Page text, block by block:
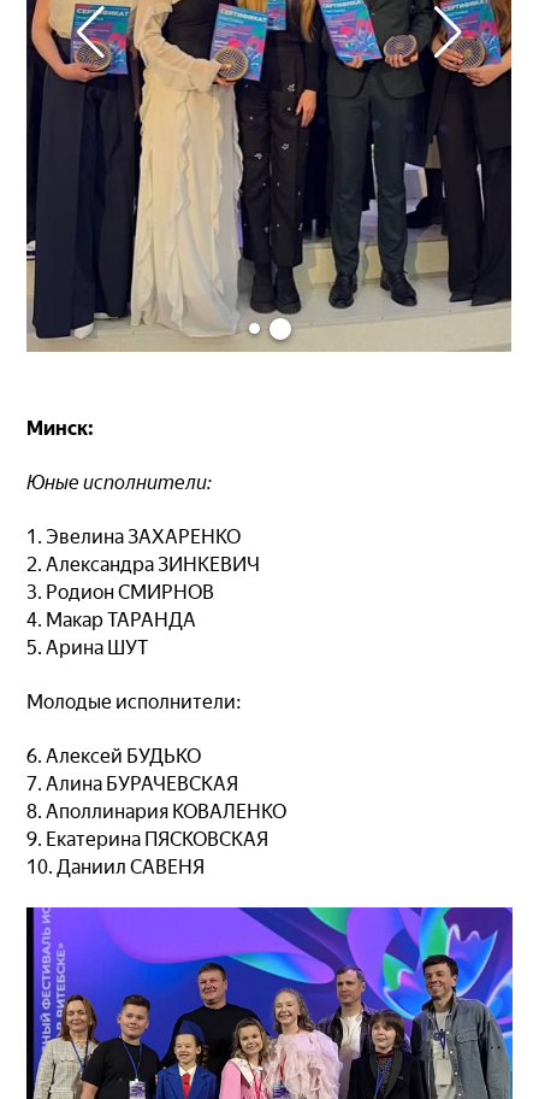
Минск:
Юные исполнители:
1. Эвелина ЗАХАРЕНКО
2. Александра ЗИНКЕВИЧ
3. Родион СМИРНОВ
4. Макар ТАРАНДА
5. Арина ШУТ
Молодые исполнители:
6. Алексей БУДЬКО
7. Алина БУРАЧЕВСКАЯ
8. Аполлинария КОВАЛЕНКО
9. Екатерина ПЯСКОВСКАЯ
10. Даниил САВЕНЯ